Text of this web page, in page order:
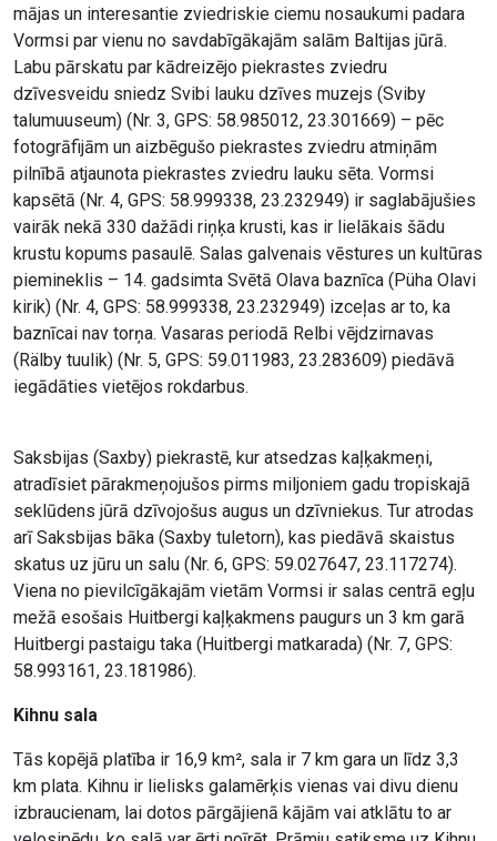
mājas un interesantie zviedriskie ciemu nosaukumi padara
Vormsi par vienu no savdabīgākajām salām Baltijas jūrā.
Labu pārskatu par kādreizējo piekrastes zviedru
dzīvesveidu sniedz Svibi lauku dzīves muzejs (Sviby
talumuuseum) (Nr. 3, GPS: 58.985012, 23.301669) – pēc
fotogrāfijām un aizbēgušo piekrastes zviedru atmiņām
pilnībā atjaunota piekrastes zviedru lauku sēta. Vormsi
kapsētā (Nr. 4, GPS: 58.999338, 23.232949) ir saglabājušies
vairāk nekā 330 dažādi riņķa krusti, kas ir lielākais šādu
krustu kopums pasaulē. Salas galvenais vēstures un kultūras
piemineklis – 14. gadsimta Svētā Olava baznīca (Püha Olavi
kirik) (Nr. 4, GPS: 58.999338, 23.232949) izceļas ar to, ka
baznīcai nav torņa. Vasaras periodā Relbi vējdzirnavas
(Rälby tuulik) (Nr. 5, GPS: 59.011983, 23.283609) piedāvā
iegādāties vietējos rokdarbus.
Saksbijas (Saxby) piekrastē, kur atsedzas kaļķakmeņi,
atradīsiet pārakmeņojušos pirms miljoniem gadu tropiskajā
seklūdens jūrā dzīvojošus augus un dzīvniekus. Tur atrodas
arī Saksbijas bāka (Saxby tuletorn), kas piedāvā skaistus
skatus uz jūru un salu (Nr. 6, GPS: 59.027647, 23.117274).
Viena no pievilcīgākajām vietām Vormsi ir salas centrā egļu
mežā esošais Huitbergi kaļķakmens paugurs un 3 km garā
Huitbergi pastaigu taka (Huitbergi matkarada) (Nr. 7, GPS:
58.993161, 23.181986).
Kihnu sala
Tās kopējā platība ir 16,9 km², sala ir 7 km gara un līdz 3,3
km plata. Kihnu ir lielisks galamērķis vienas vai divu dienu
izbraucienam, lai dotos pārgājienā kājām vai atklātu to ar